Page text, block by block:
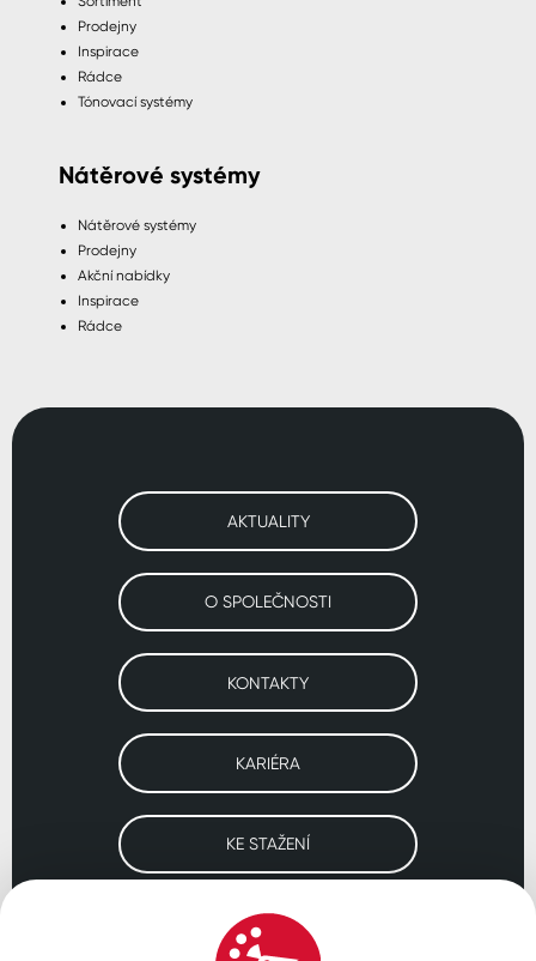
Prodejny
Inspirace
Rádce
Tónovací systémy
Nátěrové systémy
Nátěrové systémy
Prodejny
Akční nabídky
Inspirace
Rádce
AKTUALITY
O SPOLEČNOSTI
KONTAKTY
KARIÉRA
KE STAŽENÍ
Navštivte naše pobočky